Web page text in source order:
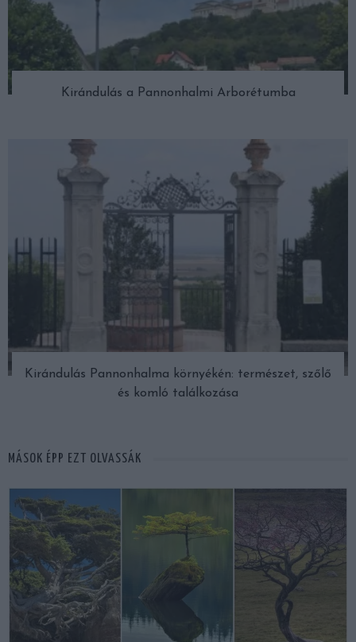
Kirándulás a Pannonhalmi Arborétumba
Kirándulás Pannonhalma környékén: természet, szőlő
és komló találkozása
MÁSOK ÉPP EZT OLVASSÁK